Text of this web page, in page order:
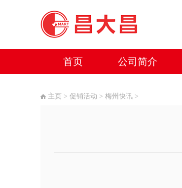
首页 公司简介
主页 > 促销活动 > 梅州快讯 >